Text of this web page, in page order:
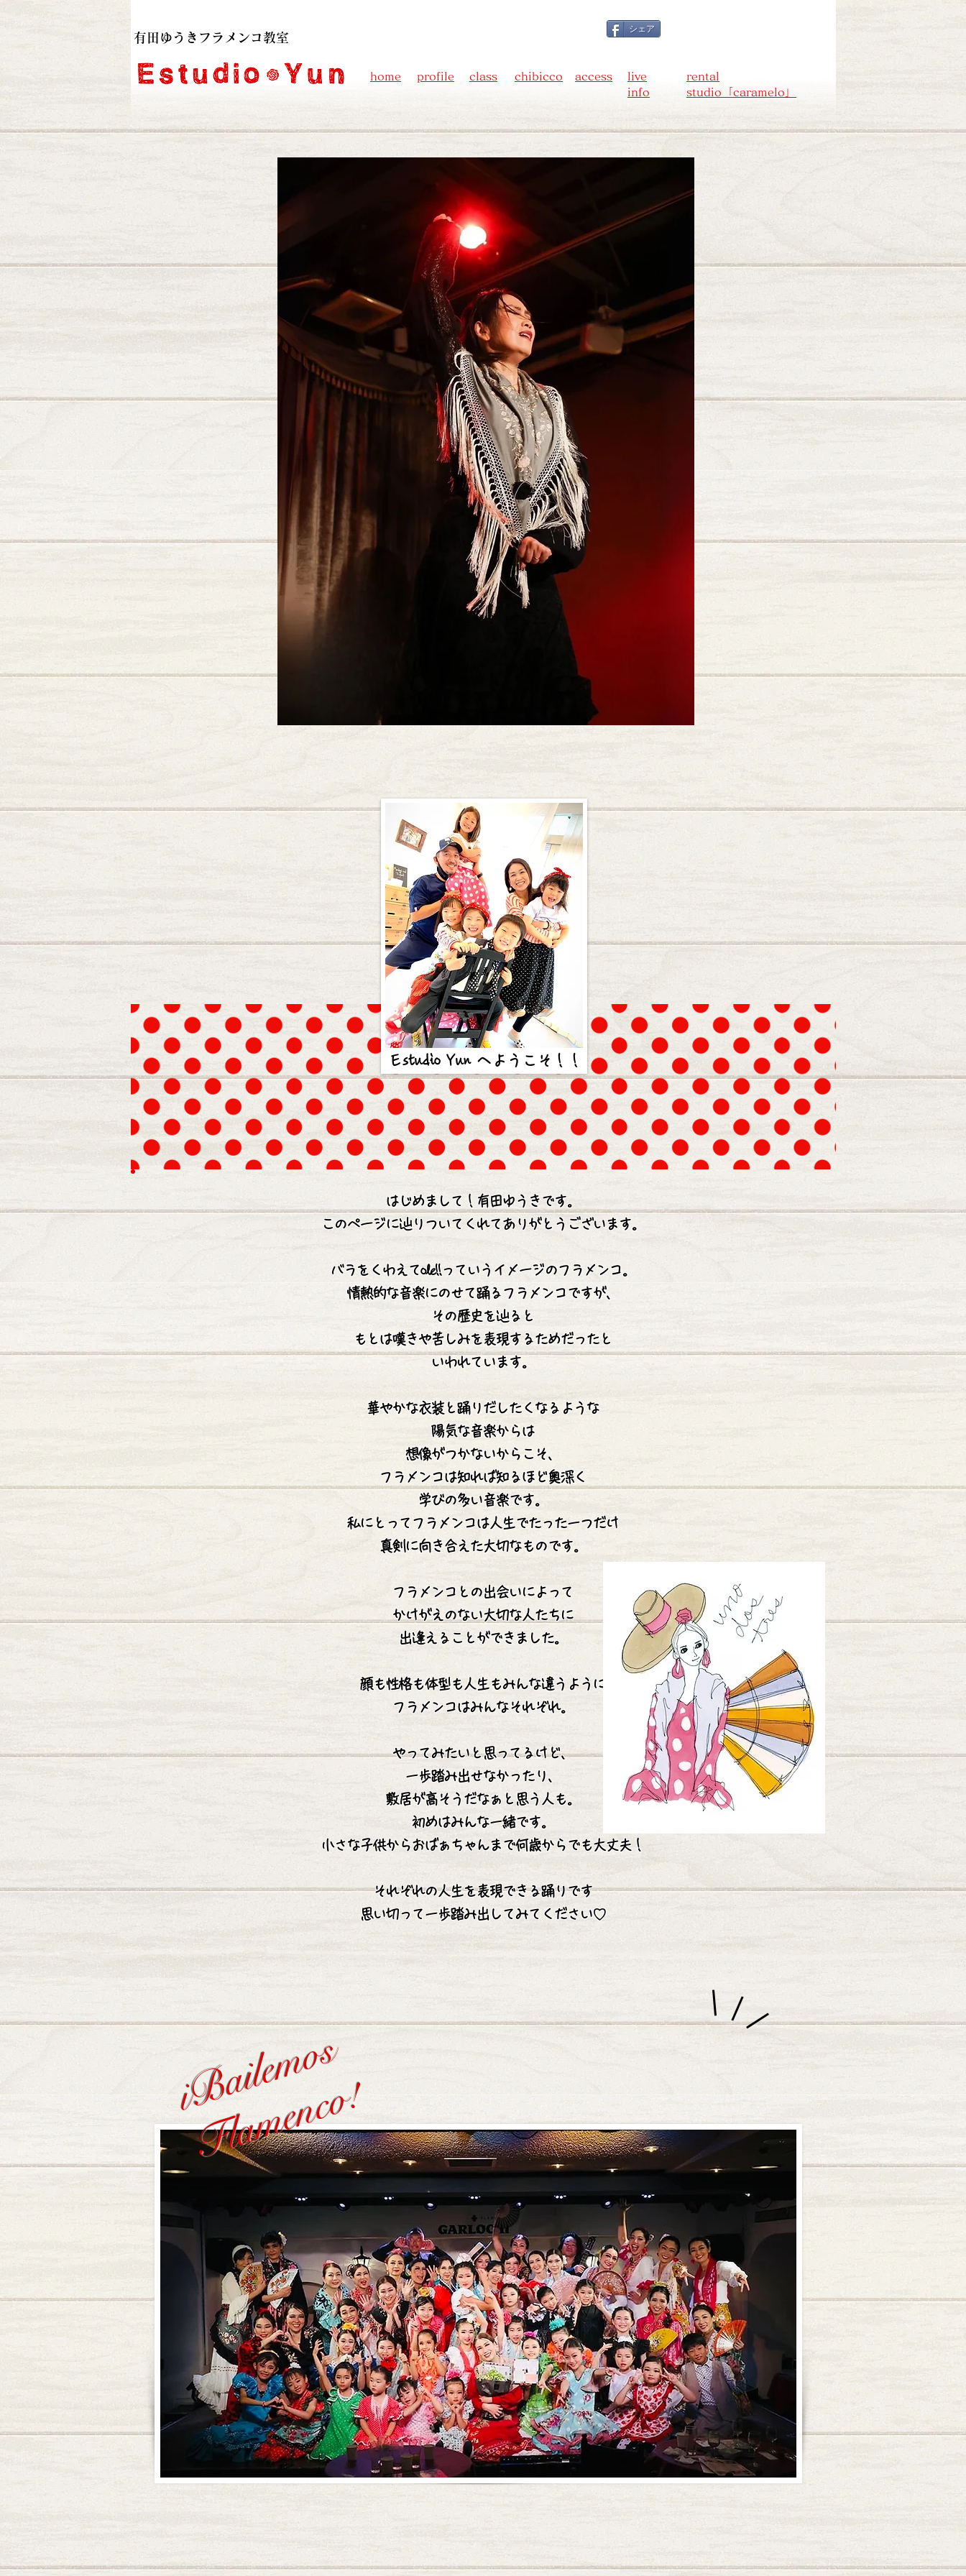
有田ゆうきフラメンコ教室
シェア
home profile class chibicco access
live
info
rental
studio「caramelo」
​Ｅstudio Yun へようこそ！！
はじめまして！有田ゆうきです。
このページに辿りついてくれてありがとうございます。
バラをくわえてole!!っていうイメージのフラメンコ。
情熱的な音楽にのせて踊るフラメンコですが、
その歴史を辿ると
もとは嘆きや苦しみを表現するためだったと
いわれています。
華やかな衣装と踊りだしたくなるような
陽気な音楽からは
想像がつかないからこそ、
フラメンコは知れば知るほど奥深く
学びの多い音楽です。
私にとってフラメンコは人生でたった一つだけ
真剣に向き合えた大切なものです。
フラメンコとの出会いによって
かけがえのない大切な人たちに
出逢えることができました。
顔も性格も体型も人生もみんな違うように
フラメンコはみんなそれぞれ。
やってみたいと思ってるけど、
一歩踏み出せなかったり、
敷居が高そうだなぁと思う人も。
初めはみんな一緒です。
小さな子供からおばぁちゃんまで何歳からでも大丈夫！
それぞれの人生を表現できる踊りです
思い切って一歩踏み出してみてください♡
iBailemos
Flamenco!